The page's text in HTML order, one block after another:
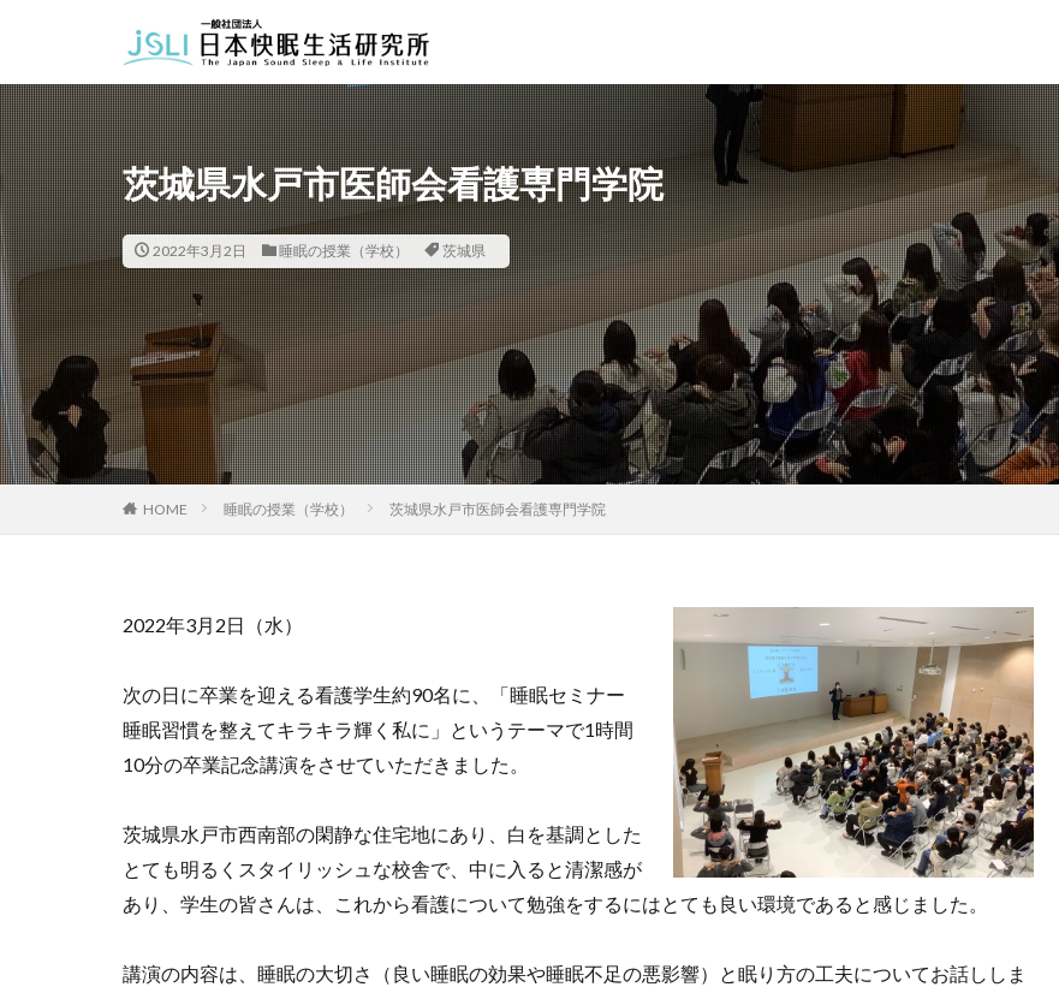
茨城県水戸市医師会看護専門学院
2022年3月2日 睡眠の授業（学校） 茨城県
HOME 睡眠の授業（学校） 茨城県水戸市医師会看護専門学院
2022年3月2日（水）
次の日に卒業を迎える看護学生約90名に、「睡眠セミナー
睡眠習慣を整えてキラキラ輝く私に」というテーマで1時間
10分の卒業記念講演をさせていただきました。
茨城県水戸市西南部の閑静な住宅地にあり、白を基調とした
とても明るくスタイリッシュな校舎で、中に入ると清潔感が
あり、学生の皆さんは、これから看護について勉強をするにはとても良い環境であると感じました。
講演の内容は、睡眠の大切さ（良い睡眠の効果や睡眠不足の悪影響）と眠り方の工夫についてお話ししま
カテゴリー
タグ
北海道 青森県 秋田県 茨城県 埼玉県 千葉県 東京都 富山県
福井県
長野県 滋賀県 京都府 島根県 山口県 徳島県 香川県
長崎県
熊本県
検索